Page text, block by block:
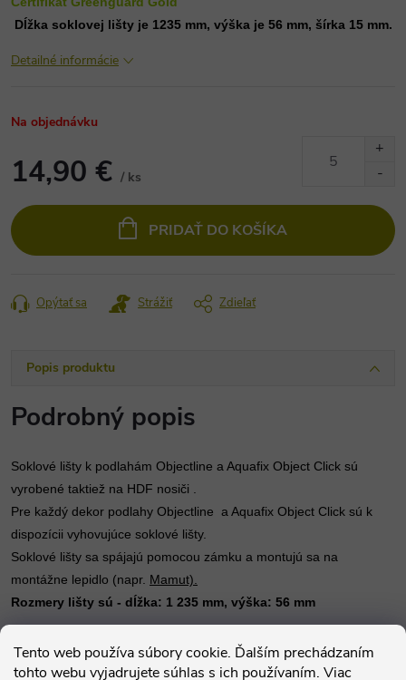
Tento web používa súbory cookie. Ďalším prechádzaním
tohto webu vyjadrujete súhlas s ich používaním. Viac
Dĺžka soklovej lišty je 1235 mm, výška je 56 mm, šírka 15 mm.
Detailné informácie
Na objednávku
14,90 € / ks
cena:
PRIDAŤ DO KOŠÍKA
Opýtať sa Strážiť Zdieľať
Popis produktu
Podrobný popis
Soklové lišty k podlahám Objectline a Aquafix Object Click sú
vyrobené taktiež na HDF nosiči .
Pre každý dekor podlahy Objectline  a Aquafix Object Click sú k
dispozícii vyhovujúce soklové lišty.
Soklové lišty sa spájajú pomocou zámku a montujú sa na
montážne lepidlo (napr. Mamut).
Rozmery lišty sú - dĺžka: 1 235 mm, výška: 56 mm
Parametre produktu